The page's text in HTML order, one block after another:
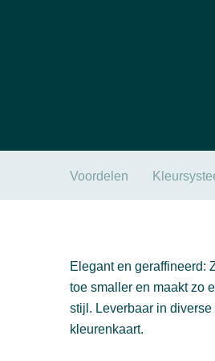
Voordelen
Elegant en geraffineerd:
toe smaller en maakt zo
stijl. Leverbaar in
kleurenkaart.